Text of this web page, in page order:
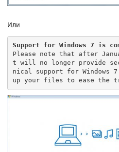
Или
Support for Windows 7 is
Please note that after
t will no longer provide
nical support for Windows 7.
up your files to ease the